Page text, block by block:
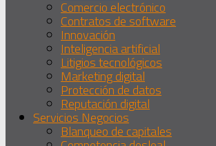
Comercio electrónico
Contratos de software
Innovación
Inteligencia artificial
Litigios tecnológicos
Marketing digital
Protección de datos
Reputación digital
Servicios Negocios
Blanqueo de capitales